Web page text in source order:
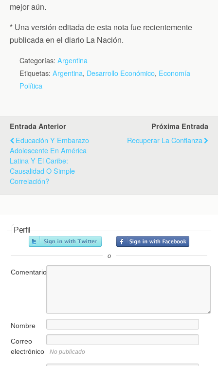
mejor aún.
* Una versión editada de esta nota fue recientemente
publicada en el diario La Nación.
Categorías: Argentina
Etiquetas: Argentina, Desarrollo Económico, Economía
Política
Entrada Anterior
Educación Y Embarazo
Adolescente En América
Latina Y El Caribe:
Causalidad O Simple
Correlación?
Próxima Entrada
Recuperar La Confianza
Perfil
o
Comentario
Nombre
Correo
electrónico
No publicado